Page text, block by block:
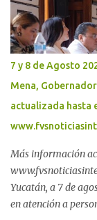
Renacimiento
alianza estratégica
gratuitos a
Educación Especial
principales
el costo del
con la est...
7 y 8 de Agosto
Mena,
actualizada hasta
Más información
Yucatán, a 7 de
en atención a